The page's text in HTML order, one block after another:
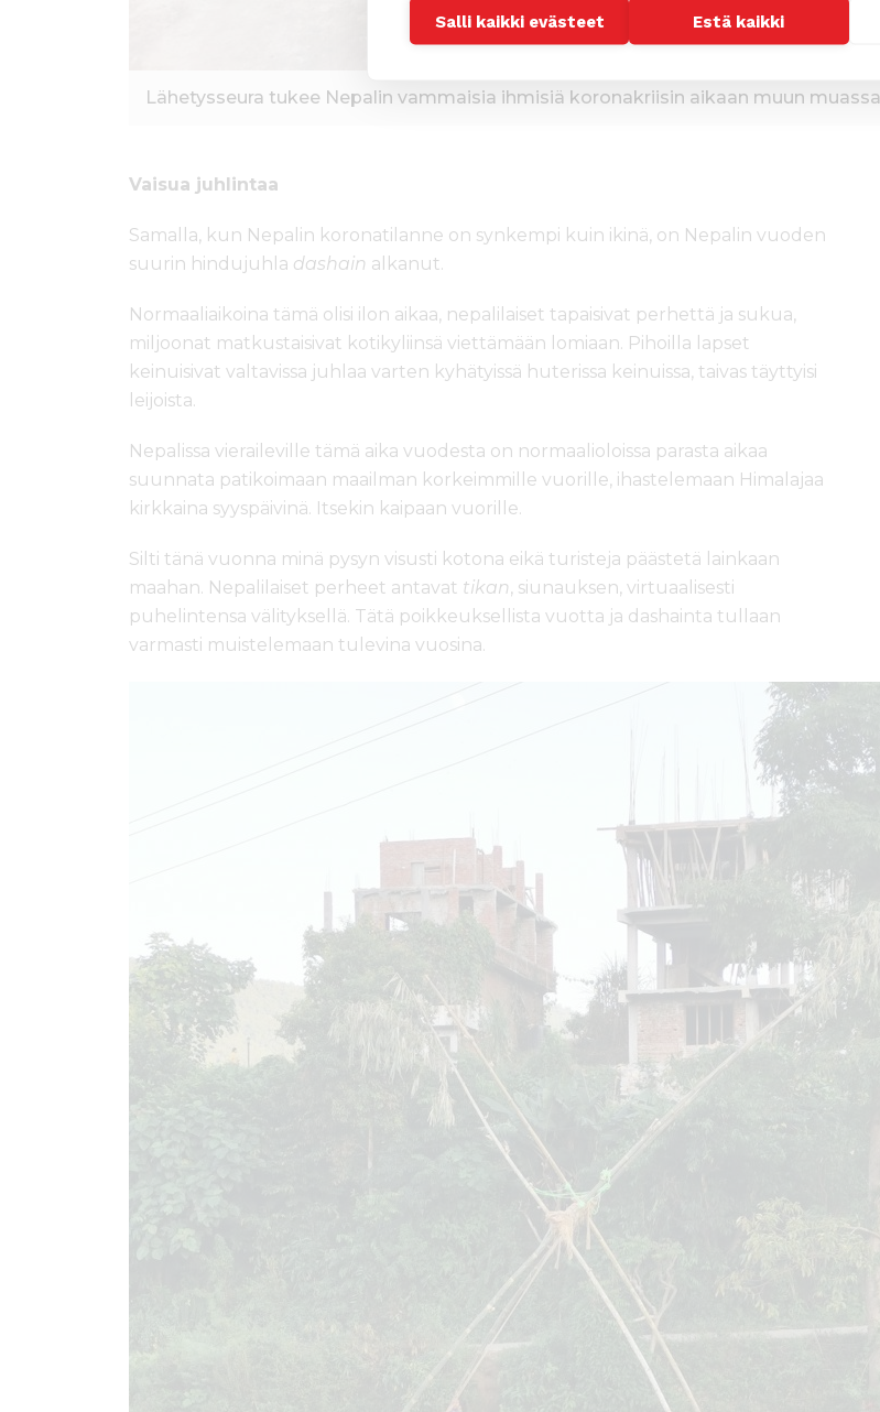
Salli kaikki evästeet Estä kaikki
Lähetysseura tukee Nepalin vammaisia ihmisiä koronakriisin aikaan muun
Vaisua juhlintaa
Samalla, kun Nepalin koronatilanne on synkempi kuin ikinä, on Nepalin vuoden
suurin hindujuhla dashain alkanut.
Normaaliaikoina tämä olisi ilon aikaa, nepalilaiset tapaisivat perhettä ja sukua,
miljoonat matkustaisivat kotikyliinsä viettämään lomiaan. Pihoilla lapset
keinuisivat valtavissa juhlaa varten kyhätyissä huterissa keinuissa, taivas täyttyisi
leijoista.
Nepalissa vieraileville tämä aika vuodesta on normaalioloissa parasta aikaa
suunnata patikoimaan maailman korkeimmille vuorille, ihastelemaan Himalajaa
kirkkaina syyspäivinä. Itsekin kaipaan vuorille.
Silti tänä vuonna minä pysyn visusti kotona eikä turisteja päästetä lainkaan
maahan. Nepalilaiset perheet antavat tikan, siunauksen, virtuaalisesti
puhelintensa välityksellä. Tätä poikkeuksellista vuotta ja dashainta tullaan
varmasti muistelemaan tulevina vuosina.